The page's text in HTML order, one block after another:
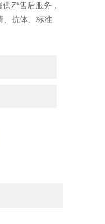
Z*售后服务，
、抗体、标准